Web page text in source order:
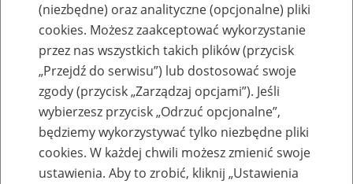
Aktualności
Senior bezpieczny i zabezpieczony
(niezbędne) oraz analityczne (opcjonalne) pliki
cookies. Możesz zaakceptować wykorzystanie
przez nas wszystkich takich plików (przycisk
„Przejdź do serwisu”) lub dostosować swoje
zgody (przycisk „Zarządzaj opcjami”). Jeśli
wybierzesz przycisk „Odrzuć opcjonalne”,
będziemy wykorzystywać tylko niezbędne pliki
cookies. W każdej chwili możesz zmienić swoje
ustawienia. Aby to zrobić, kliknij „Ustawienia